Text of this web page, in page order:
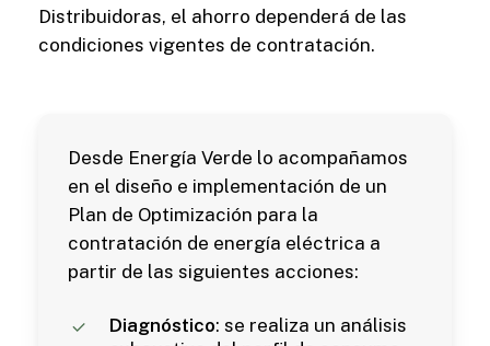
Distribuidoras, el ahorro dependerá de las
condiciones vigentes de contratación.
Desde Energía Verde lo acompañamos
en el diseño e implementación de un
Plan de Optimización para la
contratación de energía eléctrica a
partir de las siguientes acciones:
Diagnóstico: se realiza un análisis